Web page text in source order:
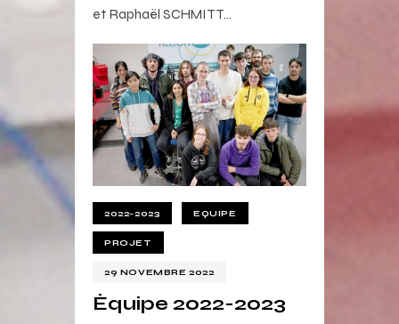
et Raphaël SCHMITT…
2022-2023 EQUIPE
PROJET
29 NOVEMBRE 2022
Équipe 2022-2023